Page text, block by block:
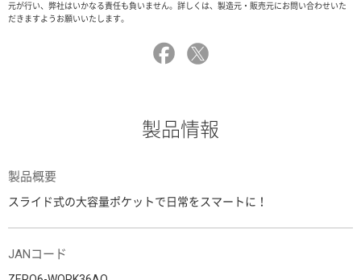
元が行い、弊社はいかなる責任も負いません。詳しくは、製造元・販売元にお問い合わせいた
だきますようお願いいたします。
製品情報
製品概要
スライド式の大容量ポケットで日常をスマートに！
JANコード